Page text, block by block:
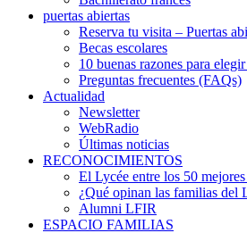
puertas abiertas
Reserva tu visita – Puertas
Becas escolares
10 buenas razones para
Preguntas frecuentes (FAQs)
Actualidad
Newsletter
WebRadio
Últimas noticias
RECONOCIMIENTOS
El Lycée entre los 50
¿Qué opinan las familias del
Alumni LFIR
ESPACIO FAMILIAS